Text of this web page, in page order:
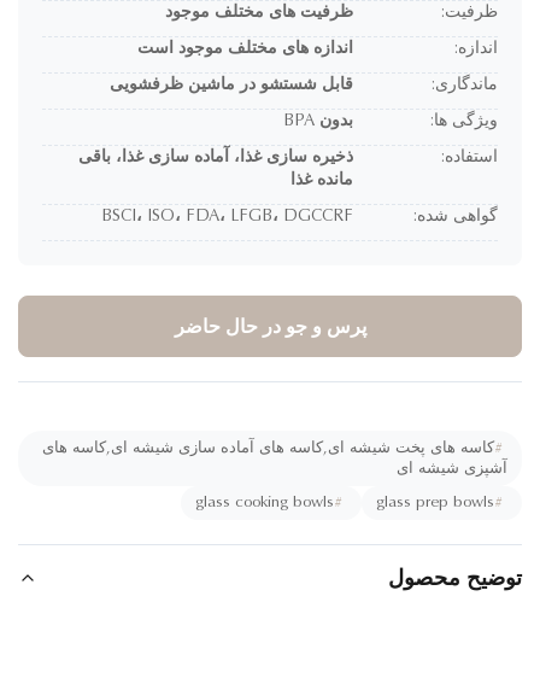
ظرفیت: ظرفیت های مختلف موجود
اندازه: اندازه های مختلف موجود است
ماندگاری: قابل شستشو در ماشین ظرفشویی
ویژگی ها: بدون BPA
استفاده:
ذخیره سازی غذا، آماده سازی غذا، باقی
مانده غذا
گواهی شده: BSCI، ISO، FDA، LFGB، DGCCRF
پرس و جو در حال حاضر
کاسه های پخت شیشه ای,کاسه های آماده سازی شیشه ای,کاسه های
شیشه ای
glass prep bowls
#
glass cooking bowls
محصول